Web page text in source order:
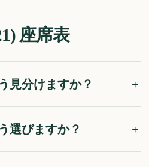
座席表
見分けますか？
選びますか？